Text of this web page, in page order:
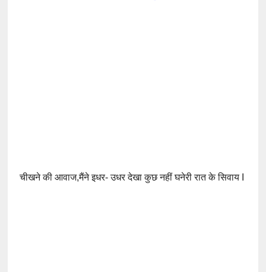
चीखने की आवाज,मैंने इधर- उधर देखा कुछ नहीं घनेरी रात के सिवाय I